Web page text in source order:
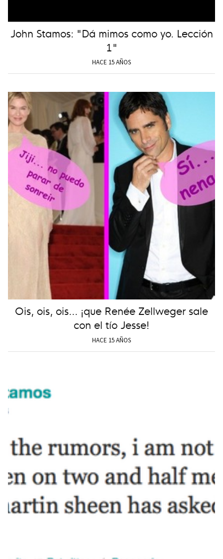
John Stamos: "Dá mimos como yo. Lección
1"
HACE 15 AÑOS
Ois, ois, ois... ¡que Renée Zellweger sale
con el tío Jesse!
HACE 15 AÑOS